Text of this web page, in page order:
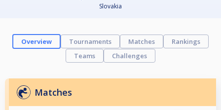
Slovakia
Overview Tournaments Matches
Rankings
Teams
Challenges
Matches